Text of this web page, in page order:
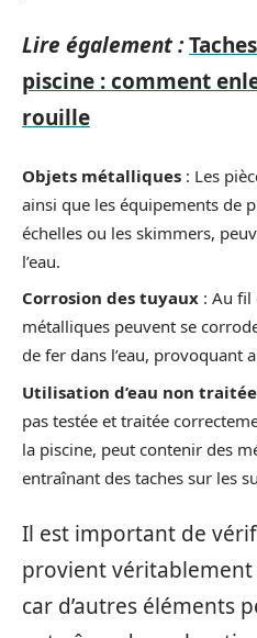
Lire également :
piscine : comment
rouille
Objets métalliques : Les
ainsi que les équipements de
échelles ou les skimmers,
l’eau.
Corrosion des tuyaux : Au fil
métalliques peuvent se
de fer dans l’eau, provoquant
Utilisation d’eau non traitée
pas testée et traitée
la piscine, peut contenir des
entraînant des taches sur les
Il est important de
provient véritablement
car d’autres éléments